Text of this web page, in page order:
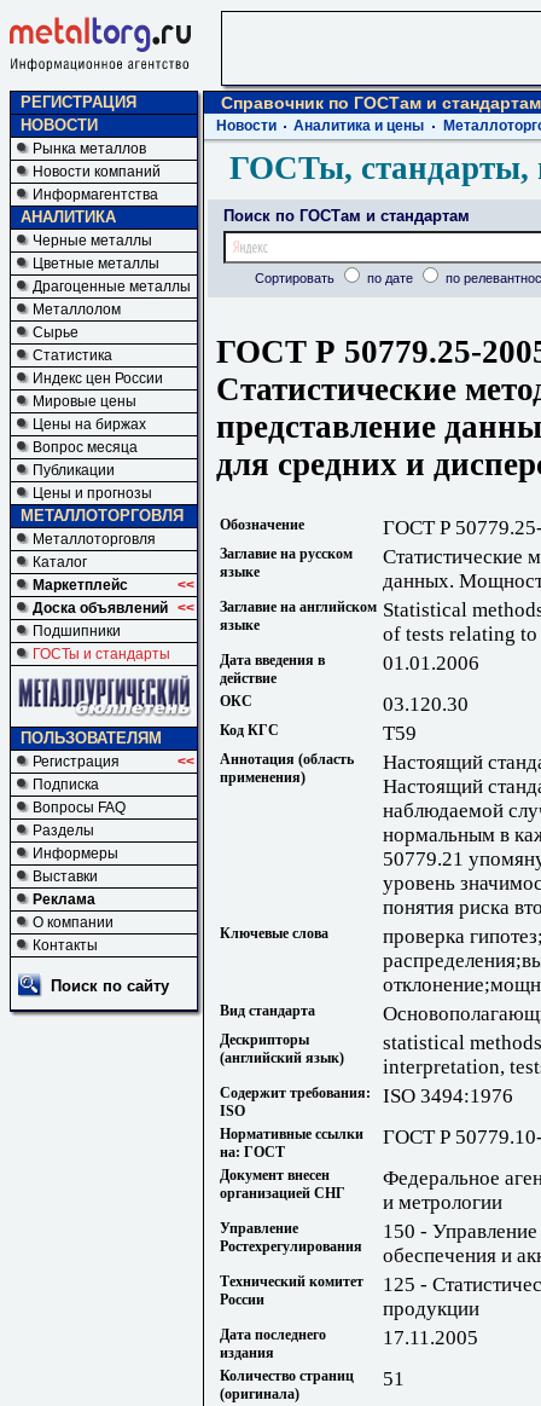
РЕГИСТРАЦИЯ
НОВОСТИ
Рынка металлов
Новости компаний
Информагентства
АНАЛИТИКА
Черные металлы
Цветные металлы
Драгоценные металлы
Металлолом
Сырье
Статистика
Индекс цен России
Мировые цены
Цены на биржах
Вопрос месяца
Публикации
Цены и прогнозы
МЕТАЛЛОТОРГОВЛЯ
Металлоторговля
Каталог
Маркетплейс
<<
Доска объявлений <<
Подшипники
ГОСТы и стандарты
ПОЛЬЗОВАТЕЛЯМ
Регистрация
<<
Подписка
Вопросы FAQ
Разделы
Информеры
Выставки
Реклама
О компании
Контакты
Поиск по сайту
Справочник по ГОСТам и стандартам
Новости Аналитика и цены
ГОСТы, стандарты,
Поиск по ГОСТам и стандартам
Сортировать по дате по
ГОСТ Р 50779.25-
Статистические
представление
для средних и
Обозначение ГОСТ Р
Заглавие на русском
языке
Статистические
данных.
Заглавие на английском
языке
Statistical
of tests relating to
Дата введения в
действие
01.01.2006
ОКС 03.120.30
Код КГС Т59
Аннотация (область
применения)
Настоящий
Настоящий
наблюдаемой
нормальным в
50779.21
уровень
понятия риска
Ключевые слова
проверка
Вид стандарта
Дескрипторы
(английский язык)
statistical
interpretation,
Содержит требования:
ISO
ISO 3494:1976
Нормативные ссылки
на: ГОСТ
ГОСТ Р
Документ внесен
организацией СНГ
Федеральное
и метрологии
Управление
Ростехрегулирования
150 -
обеспечения и
Технический комитет
России
125 -
продукции
Дата последнего
издания
17.11.2005
Количество страниц
(оригинала)
51